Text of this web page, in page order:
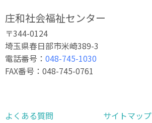
庄和社会福祉センター
〒344-0124
埼玉県春日部市米崎389-3
電話番号： 048-745-1030
FAX番号：048-745-0761
よくある質問
サイトマップ